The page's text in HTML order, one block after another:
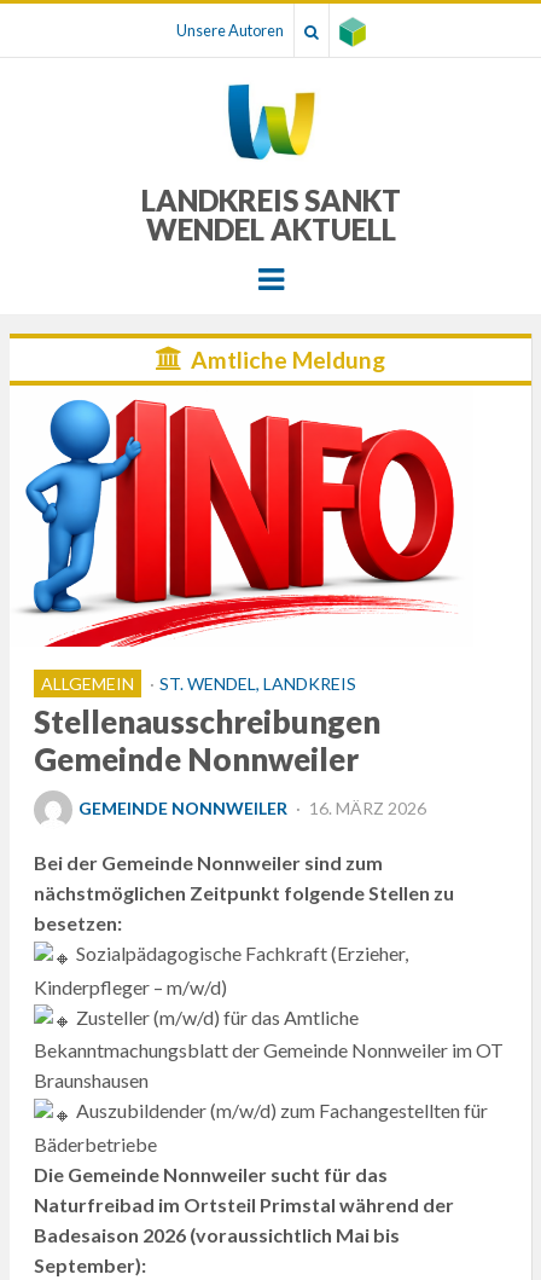
Unsere Autoren
LANDKREIS SANKT
WENDEL AKTUELL
Menu
Amtliche Meldung
ALLGEMEIN ST. WENDEL, LANDKREIS
Stellenausschreibungen
Gemeinde Nonnweiler
GEMEINDE NONNWEILER
POSTED
16. MÄRZ 2026
Bei der Gemeinde Nonnweiler sind zum
nächstmöglichen Zeitpunkt folgende Stellen zu
besetzen:
Sozialpädagogische Fachkraft (Erzieher,
Kinderpfleger – m/w/d)
Zusteller (m/w/d) für das Amtliche
Bekanntmachungsblatt der Gemeinde Nonnweiler im OT
Braunshausen
Auszubildender (m/w/d) zum Fachangestellten für
Bäderbetriebe
Die Gemeinde Nonnweiler sucht für das
Naturfreibad im Ortsteil Primstal während der
Badesaison 2026 (voraussichtlich Mai bis
September):